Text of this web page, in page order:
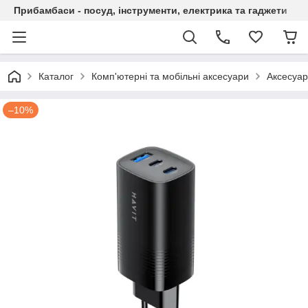
Прибамбаси - посуд, інструменти, електрика та гаджети
Каталог Комп'ютерні та мобільні аксесуари
–10%